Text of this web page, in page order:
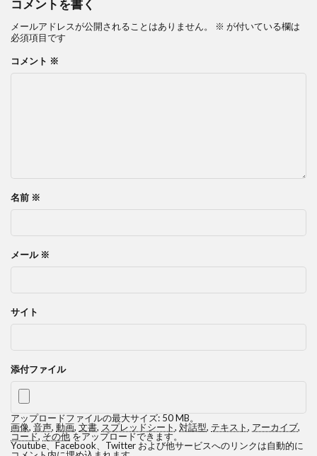
コメントを書く
メールアドレスが公開されることはありません。 ※ が付いている欄は
必須項目です
コメント ※
名前 ※
メール ※
サイト
添付ファイル
アップロードファイルの最大サイズ: 50 MB。
画像,音声, 動画,文書, スプレッドシート, 対話型, テキスト, アーカイブ,
コード,その他をアップロードできます。
Youtube、Facebook、Twitter および他サービスへのリンクは自動的に